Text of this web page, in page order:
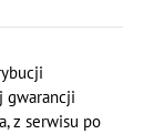
gwarancji
z serwisu po